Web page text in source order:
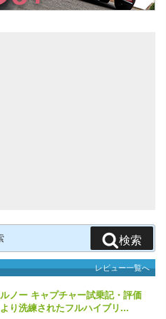
検索
レビュー一覧へ
ルノー キャプチャー試乗記・評価
より洗練されたフルハイブリ...